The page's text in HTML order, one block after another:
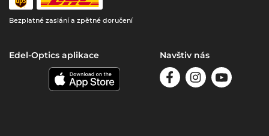
Bezplatné zaslání a zpětné doručení
Edel-Optics aplikace Navštiv nás